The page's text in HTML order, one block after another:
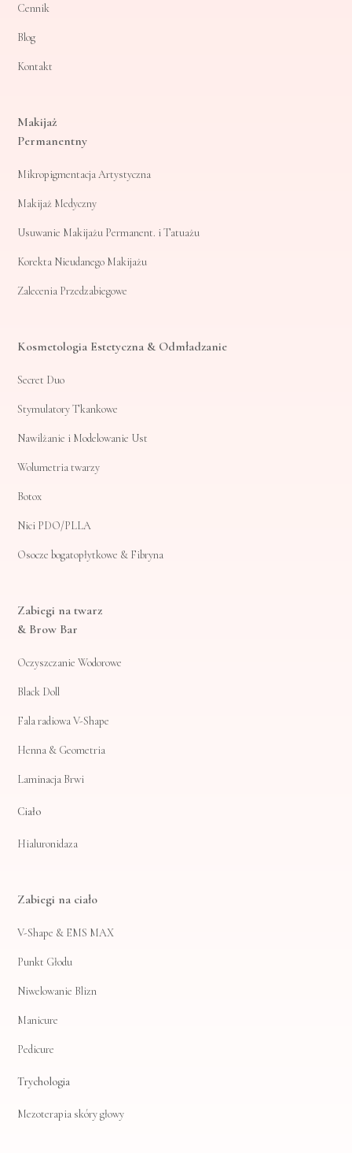
Cennik
Blog
Kontakt
Makijaż
Permanentny
Mikropigmentacja Artystyczna
Makijaż Medyczny
Usuwanie Makijażu Permanent. i Tatuażu
Korekta Nieudanego Makijażu
Zalecenia Przedzabiegowe
Kosmetologia Estetyczna & Odmładzanie
Secret Duo
Stymulatory Tkankowe
Nawilżanie i Modelowanie Ust
Wolumetria twarzy
Botox
Nici PDO/PLLA
Osocze bogatopłytkowe & Fibryna
Zabiegi na twarz
& Brow Bar
Oczyszczanie Wodorowe
Black Doll
Fala radiowa V-Shape
Henna & Geometria
Laminacja Brwi
Ciało
Hialuronidaza
Zabiegi na ciało
V-Shape & EMS MAX
Punkt Głodu
Niwelowanie Blizn
Manicure
Pedicure
Trychologia
Mezoterapia skóry głowy